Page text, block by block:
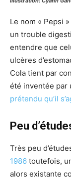
Le nom « Pepsi
un trouble
entendre que
ulcères
Cola tient par
été inventée par
prétendu qu’il
Peu
Très peu
1986 toutefois,
alors existante